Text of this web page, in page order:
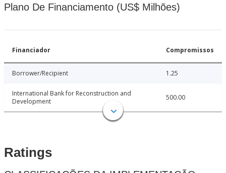
Plano De Financiamento (US$ Milhões)
Financiador Compromissos
Borrower/Recipient 1.25
International Bank for Reconstruction and
Development
500.00
Ratings